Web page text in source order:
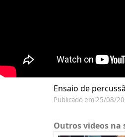
Ensaio de
Publicado em 25/08/
Outros videos na